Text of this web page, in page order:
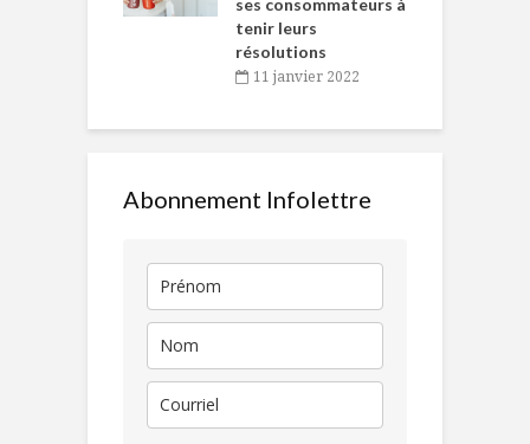
tenir leurs
résolutions
11 janvier 2022
Abonnement Infolettre